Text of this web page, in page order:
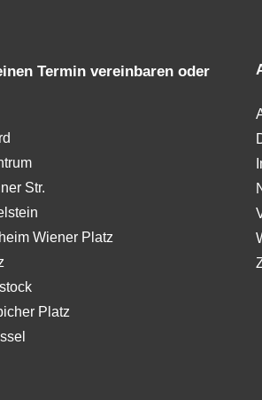
Termin vereinbaren oder
Str.
Wiener Platz
Platz